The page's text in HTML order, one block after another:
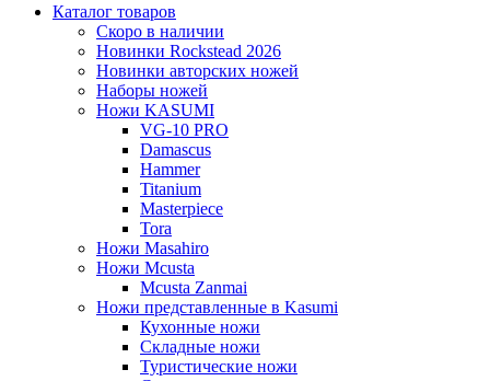
Каталог товаров
Скоро в наличии
Новинки Rockstead 2026
Новинки авторских ножей
Наборы ножей
Ножи KASUMI
VG-10 PRO
Damascus
Hammer
Titanium
Masterpiece
Tora
Ножи Masahiro
Ножи Mcusta
Mcusta Zanmai
Ножи представленные в Kasumi
Кухонные ножи
Складные ножи
Туристические ножи